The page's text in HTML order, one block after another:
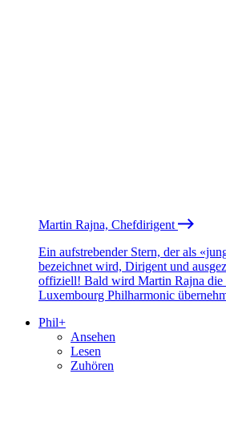
Martin Rajna, Chefdirigent
Ein aufstrebender Stern, der als
bezeichnet wird, Dirigent und
offiziell! Bald wird Martin Rajna die
Luxembourg Philharmonic
Phil+
Ansehen
Lesen
Zuhören